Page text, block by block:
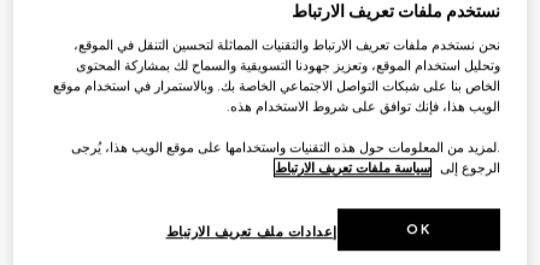
نظارات شمسية بإطار مستطيل الشكل
نستخدم ملفات تعريف الارتباط
نحن نستخدم ملفات تعريف الارتباط والتقنيات المماثلة لتحسين التنقل في الموقع،
وتحليل استخدام الموقع، وتعزيز جهودنا التسويقية والسماح لك بمشاركة المحتوى
الخاص بنا على شبكات التواصل الاجتماعي الخاصة بك. وبالاستمرار في استخدام موقع
الويب هذا، فإنك توافق على شروط الاستخدام هذه.
.لمزيد من المعلومات حول هذه التقنيات واستخدامها على موقع الويب هذا، يُرجى
الرجوع إلى سياسة ملفات تعريف الارتباط
إعدادات ملف تعريف الارتباط OK